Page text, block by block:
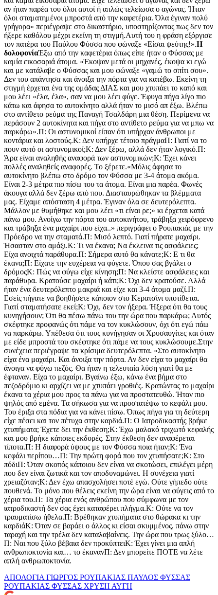
αν ήταν παρέα του όλοι αυτοί ή απλώς τελείωσα ο αγώνας. Ήταν
όλοι σταματημένοι μπροστά από την καφετέρια. Όλα έγιναν πολύ
γρήγορα» περιέγραψε στο δικαστήριο, υποστηρίζοντας πως δεν τον
ήξερε καθόλου μέχρι εκείνη τη στιγμή.Αυτή του η φράση εξόργισε
τον πατέρα του Παύλου Φύσσα που φώναξε «Είσαι ψεύτης!».Η
δολοφονίαΈξω από την καφετέρια όπως είπε ήταν ο Φύσσας με
καμία εικοσαριά άτομα. «Έκοψαν μετά οι μηχανές, έκοψα κι εγώ
και με κατάλαβε ο Φύσσας και μου φώναξε «γαμώ το σπίτι σου».
Δεν του απάντησα και άνοιξα την πόρτα για να κατέβω. Εκείνη τη
στιγμή έρχεται ένα της ομάδας ΔΙΑΣ και μου χτυπάει το καπό και
μου λέει «έλα, έλα», σαν να μου λέει φύγε. Έφυγα πήγα λίγο πιο
κάτω και άφησα το αυτοκίνητο αλλά ήταν το μισό απ έξω. Βλέπω
στο αντίθετο ρεύμα της Παναγή Τσαλδάρη μια θέση. Περίμενα να
περάσουν 2 αυτοκίνητα και πήγα στο αντίθετο ρεύμα για να μπω να
παρκάρω».Π: Οι αστυνομικοί είπαν ότι υπήρχαν άνθρωποι με
κοντάρια και λοστούς.Κ: Δεν υπήρχε τέτοιο πράγμαΠ: Γιατί να το
πουν αυτό οι αστυνομικοί;Κ: Δεν ξέρω, αλλά δεν ήταν λογικό.Π:
Άρα είναι αναληθής αναφορά των αστυνομικών;Κ: Έχει κάνει
πολλές αναληθείς αναφορές. Το ξέρετε.«Μόλις άφησα το
αυτοκίνητο βλέπω στο δρόμο τον Φύσσα με 3-4 άτομα ακόμα.
Είναι 2-3 μέτρα πιο πίσω του τα άτομα. Είναι μια παρέα. Φωνές
άκουγα αλλά δεν ξέρω από που. Διασταυρώθηκαν τα βλέμματα
μας. Είχαμε απόσταση 4 μέτρα. Έγιναν όλα σε δευτερόλεπτα.
Μάλλον με θυμήθηκε και μου λέει «τι είναι ρε;» κι έρχεται κατά
πάνω μου. Ανοίγω την πόρτα του αυτοκινήτου, τράβηξα χειρόφρενο
και τράβηξα ένα μαχαίρι που είχα..» περιγράφει ο Ρουπακιάς με την
Πρόεδρο να την σταματά.Π: Μισό λεπτό. Γιατί πήρατε μαχαίρι.
Ήσασταν στο αμάξι.Κ: Τι να έκανα; Να έκλεινα τις ασφάλειες;
Είχα ανοιχτά παράθυρα.Π: Σήμερα αυτό θα κάνατε;Κ: Ε τι θα
έκανα;Π: Είχατε την ευχέρεια να φύγετε. Όπου σας βγάλει ο
δρόμοςΚ: Πώς να φύγω είχε κίνηση;Π: Να κλείστε ασφάλειες και
παράθυρα. Κρατούσε μαχαίρι ή κάτι;Κ: Όχι δεν κρατούσε. Αλλά
ήταν ένα δευτερόλεπτο μακριά και είχε και 3-4 άτομα μαζί.Π:
Εσείς πήγατε να βοηθήσετε κάποιον στο Κερατσίνι υποτίθεται.
Γιατί σταματήσατε εκεί;Κ: Όχι, δεν τον ήξερα. Ήξερα ότι θα τους
κυνηγήσουν; Ότι θα πέσω πάνω του την ώρα που παρκάρω; Αυτός
σκέφτηκε προφανώς ότι πάμε να τον κυκλώσουν, όχι ότι εγώ πάω
να παρκάρω. Υπέθεσα ότι τους κυνήγησαν οι Χρυσαυγίτες και όταν
με είδε μπροστά του σκέφτηκε ότι πάμε να τους κυκλώσουμε.Στην
συνέχεια περιέγραψε τα κρίσιμα δευτερόλεπτα. «Στο αυτοκίνητο
είχα ένα μαχαίρι. Και άνοιξα την πόρτα. Αν δεν είχα το μαχαίρι θα
άνοιγα να φύγω πεζός. Θα ήταν η τελευταία λύση γιατί θα με
έφταναν. Είχα το μαχαίρι. Βγαίνω έξω, κάνω ένα βήμα στο
πεζοδρόμιο κι αρχίζει να με χτυπάει γροθιές. Κρατώντας το μαχαίρι
έκανα τα χέρια μου προς τα πάνω για να προστατευθώ. Ήταν πιο
ψηλός από εμένα. Τα σήκωσα για να προστατέψω το κεφάλι μου.
Του έριξα στα πόδια για να κάνει πίσω. Όπως πήγα για τη δεύτερη
είχε πέσει και τον πέτυχα στην καρδιά.Π: Ο Ιατροδικαστής βρήκε
χτυπήματα; Έχετε δει την έκθεση;Κ: Έχω μαλακό τριχωτό κεφαλής
και μου βρήκε κάποιες εκδορές. Στην έκθεση δεν αναφέρεται
τίποτα.Π: Η διαφορά ύψους με τον Φύσσα ποια ήταν;Κ: Ένα
κεφάλι περίπου…Π: Την πρώτη φορά που τον χτυπήσατε;Κ: Στο
πόδιΠ: Όταν σκοπός κάποιου δεν είναι να σκοτώσει, επιλέγει μέρη
που δεν είναι ζωτικά και τον αποδυναμώνει. Η συνέχεια γιατί
χρειαζόταν;Κ: Δεν έχω απασχολήσει ποτέ εγώ. Ούτε γήπεδο ούτε
πουθενά. Το μόνο που θέλεις εκείνη την ώρα είναι να φύγεις από το
χέρια του.Π: Τα χέρια ενός ανθρώπου που σύμφωνα με τον
ιατροδικαστή δεν σας έχει καταφέρει πλήγμα.Κ: Ούτε να τον
τραυματίσω ήθελα.Π: Βρέθηκαν χτυπήματα στο θώρακα κι την
καρδιάΚ: Όταν σε βαράει ο άλλος κι είσαι σκυμμένος, πάνω στην
ταραχή και την τρέλα δεν καταλαβαίνεις. Την ώρα που τρως ξύλο…
Π: Ναι που ξύλο βέβαια δεν προκύπτειΚ: Έχει γίνει μια απλή
ανθρωποκτονία και… το έκανανΠ: Δεν μπορείτε ΠΟΤΕ να λέτε
απλή ανθρωποκτονία.
ΑΠΟΛΟΓΙΑ ΓΙΩΡΓΟΣ ΡΟΥΠΑΚΙΑΣ ΠΑΥΛΟΣ ΦΥΣΣΑΣ
ΡΟΥΠΑΚΙΑΣ ΦΥΣΣΑΣ ΧΡΥΣΗ ΑΥΓΗ